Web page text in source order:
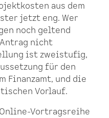
aus dem
jetzt eng. Wer
noch geltend
nicht
ist zweistufig,
für den
Finanzamt, und die
Vorlauf.
Vortragsreihe